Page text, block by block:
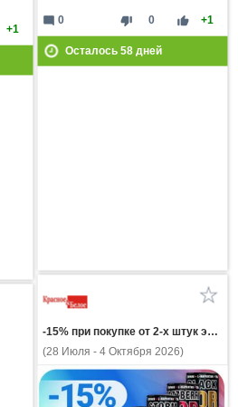
thumb_down 0 thumb_up +1
mode_comment 0
Осталось 58дней
+1
-15% при покупке от 2-х штук энергетический напиток ТОРНАДО в ассортимент 0,33л
(28 Июля - 4 Октября 2026)